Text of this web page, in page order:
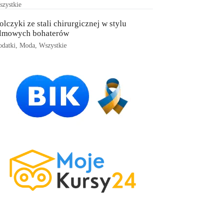
ze stali chirurgicznej w stylu
bohaterów
,Moda ,Wszystkie